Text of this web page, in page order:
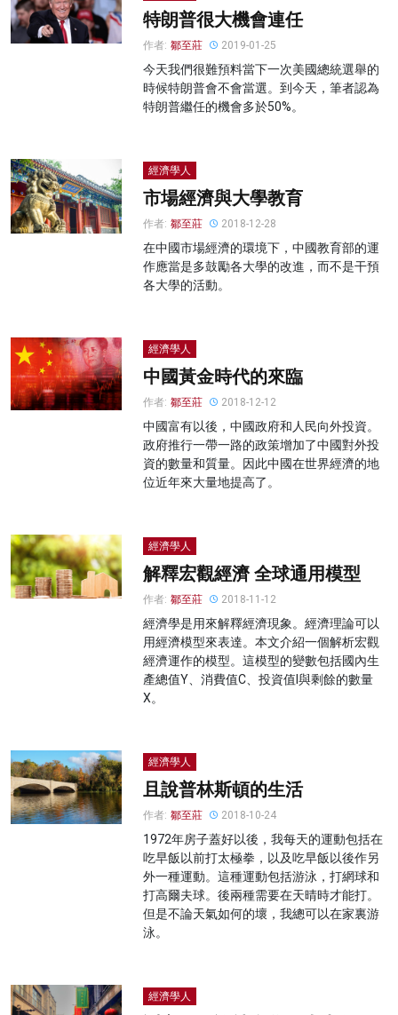
特朗普很大機會連任
作者: 鄒至莊 2019-01-25
今天我們很難預料當下一次美國總統選舉的
時候特朗普會不會當選。到今天，筆者認為
特朗普繼任的機會多於50%。
經濟學人
市場經濟與大學教育
作者: 鄒至莊 2018-12-28
在中國市場經濟的環境下，中國教育部的運
作應當是多鼓勵各大學的改進，而不是干預
各大學的活動。
經濟學人
中國黃金時代的來臨
作者: 鄒至莊 2018-12-12
中國富有以後，中國政府和人民向外投資。
政府推行一帶一路的政策增加了中國對外投
資的數量和質量。因此中國在世界經濟的地
位近年來大量地提高了。
經濟學人
解釋宏觀經濟 全球通用模型
作者: 鄒至莊 2018-11-12
經濟學是用來解釋經濟現象。經濟理論可以
用經濟模型來表達。本文介紹一個解析宏觀
經濟運作的模型。這模型的變數包括國內生
產總值Y、消費值C、投資值I與剩餘的數量
X。
經濟學人
且說普林斯頓的生活
作者: 鄒至莊 2018-10-24
1972年房子蓋好以後，我每天的運動包括在
吃早飯以前打太極拳，以及吃早飯以後作另
外一種運動。這種運動包括游泳，打網球和
打高爾夫球。後兩種需要在天晴時才能打。
但是不論天氣如何的壞，我總可以在家裏游
泳。
經濟學人